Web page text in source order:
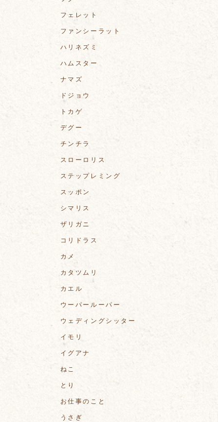
フェレット
ファンシーラット
ハリネズミ
ハムスター
ナマズ
ドジョウ
トカゲ
デグー
チンチラ
スローロリス
ステップレミング
スッポン
シマリス
ザリガニ
コリドラス
カメ
カタツムリ
カエル
ウーパールーパー
ウェディングシッター
イモリ
イグアナ
ねこ
とり
お仕事のこと
うさぎ